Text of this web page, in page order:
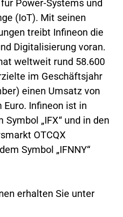
Power-Systems und
(IoT). Mit seinen
treibt Infineon die
Digitalisierung voran.
weltweit rund 58.600
im Geschäftsjahr
einen Umsatz von
Euro. Infineon ist in
„IFX“ und in den
OTCQX
Symbol „IFNNY“
erhalten Sie unter